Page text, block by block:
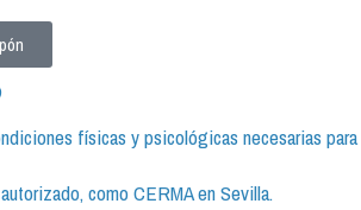
físicas y psicológicas necesarias
como CERMA en Sevilla.